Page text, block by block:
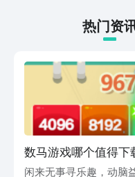
下游戏
热门资
数马游戏哪个值得下
分享
闲来无事寻乐趣，动脑